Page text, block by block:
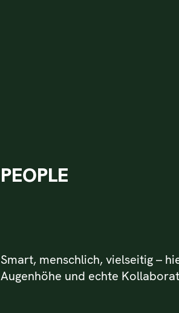
PEOPLE
Smart, menschlich, vielseitig –
Augenhöhe und echte